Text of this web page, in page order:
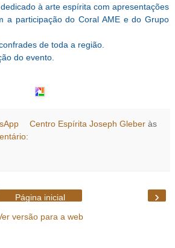
à arte espírita com apresentações
a participação do Coral AME e do Grupo
de toda a região.
do evento.
Centro Espírita Joseph Gleber às
›
Página inicial
versão para a web